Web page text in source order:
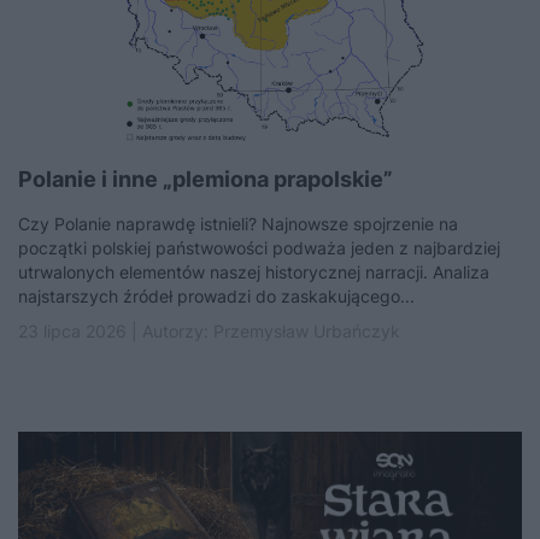
Polanie i inne „plemiona prapolskie”
Czy Polanie naprawdę istnieli? Najnowsze spojrzenie na
początki polskiej państwowości podważa jeden z najbardziej
utrwalonych elementów naszej historycznej narracji. Analiza
najstarszych źródeł prowadzi do zaskakującego...